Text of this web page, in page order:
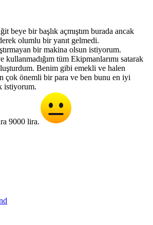
beye bir başlık açmıştım burada ancak
olumlu bir yanıt gelmedi.
bir makina olsun istiyorum.
tüm Ekipmanlarımı satarak
Benim gibi emekli ve halen
çok önemli bir para ve ben bunu en iyi
istiyorum.
9000 lira.